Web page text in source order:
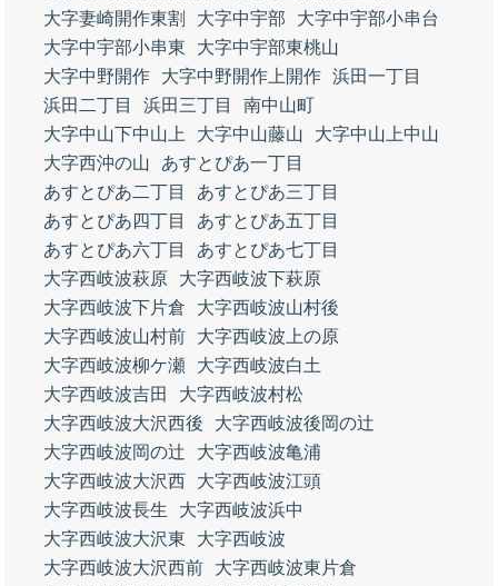
大字妻崎開作東割
大字中宇部
大字中宇部小串台
大字中宇部小串東
大字中宇部東桃山
大字中野開作
大字中野開作上開作 浜田一丁目
浜田二丁目
浜田三丁目
南中山町
大字中山下中山上
大字中山藤山
大字中山上中山
大字西沖の山
あすとぴあ一丁目
あすとぴあ二丁目
あすとぴあ三丁目
あすとぴあ四丁目
あすとぴあ五丁目
あすとぴあ六丁目
あすとぴあ七丁目
大字西岐波萩原
大字西岐波下萩原
大字西岐波下片倉
大字西岐波山村後
大字西岐波山村前
大字西岐波上の原
大字西岐波柳ケ瀬
大字西岐波白土
大字西岐波吉田
大字西岐波村松
大字西岐波大沢西後
大字西岐波後岡の辻
大字西岐波岡の辻
大字西岐波亀浦
大字西岐波大沢西
大字西岐波江頭
大字西岐波長生
大字西岐波浜中
大字西岐波大沢東
大字西岐波
大字西岐波大沢西前
大字西岐波東片倉